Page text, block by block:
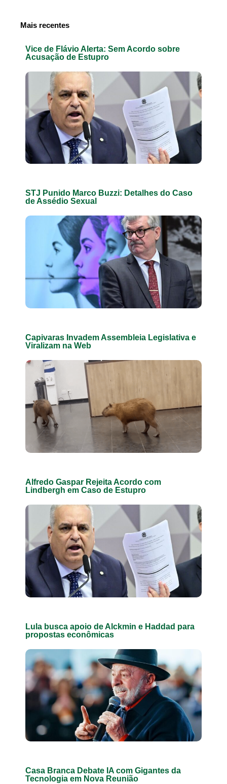
Mais recentes
Vice de Flávio Alerta: Sem Acordo sobre
Acusação de Estupro
STJ Punido Marco Buzzi: Detalhes do Caso
de Assédio Sexual
Capivaras Invadem Assembleia Legislativa e
Viralizam na Web
Alfredo Gaspar Rejeita Acordo com
Lindbergh em Caso de Estupro
Lula busca apoio de Alckmin e Haddad para
propostas econômicas
Casa Branca Debate IA com Gigantes da
Tecnologia em Nova Reunião